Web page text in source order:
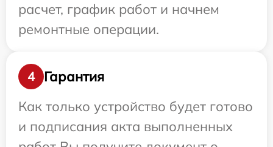
расчет, график работ и начнем
ремонтные операции.
4
Гарантия
Как только устройство будет готово
и подписания акта выполненных